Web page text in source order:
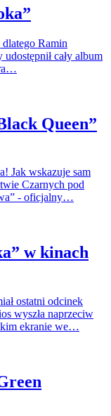
Ramin
cały album
Queen”
Jak wskazuje sam
Czarnych pod
- oficjalny…
w kinach
ostatni odcinek
wyszła naprzeciw
ekranie we…